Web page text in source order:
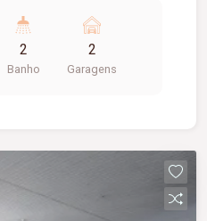
ampla com closet,
para toda a
com vista livre,
O apartamento
e 02 vagas de
2
Banho
2
Garagens